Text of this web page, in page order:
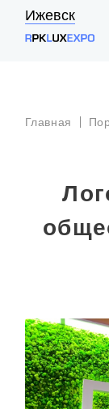
Ижевск
УСЛУГИ
АКЦИИ
Главная